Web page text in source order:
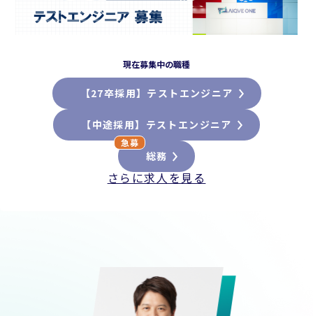
現在募集中の職種
【27卒採用】テストエンジニア
【中途採用】テストエンジニア
総務
さらに求人を見る